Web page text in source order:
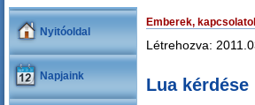
Nyitóoldal
Napjaink
Emberek,
Létrehozva:
Lua kérdése